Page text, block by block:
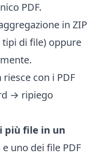
PDF.
in ZIP
di file) oppure
riesce con i PDF
→ ripiego
più file in un
uno dei file PDF